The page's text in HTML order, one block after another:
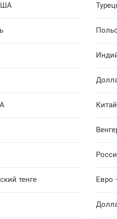
1 BYN 27.8682
58.6150
101.3026
10 CZK 39.0544
1 DKK 12.6863
тенге Евро